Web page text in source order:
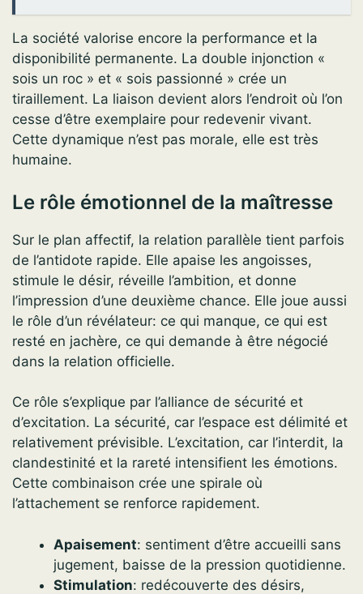
La société valorise encore la performance et la
disponibilité permanente. La double injonction «
sois un roc » et « sois passionné » crée un
tiraillement. La liaison devient alors l’endroit où l’on
cesse d’être exemplaire pour redevenir vivant.
Cette dynamique n’est pas morale, elle est très
humaine.
Le rôle émotionnel de la maîtresse
Sur le plan affectif, la relation parallèle tient parfois
de l’antidote rapide. Elle apaise les angoisses,
stimule le désir, réveille l’ambition, et donne
l’impression d’une deuxième chance. Elle joue aussi
le rôle d’un révélateur: ce qui manque, ce qui est
resté en jachère, ce qui demande à être négocié
dans la relation officielle.
Ce rôle s’explique par l’alliance de sécurité et
d’excitation. La sécurité, car l’espace est délimité et
relativement prévisible. L’excitation, car l’interdit, la
clandestinité et la rareté intensifient les émotions.
Cette combinaison crée une spirale où
l’attachement se renforce rapidement.
Apaisement: sentiment d’être accueilli sans
jugement, baisse de la pression quotidienne.
Stimulation: redécouverte des désirs,